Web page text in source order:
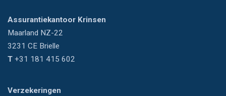
Assurantiekantoor Krinsen
Maarland NZ-22
3231 CE Brielle
T +31 181 415 602
Verzekeringen